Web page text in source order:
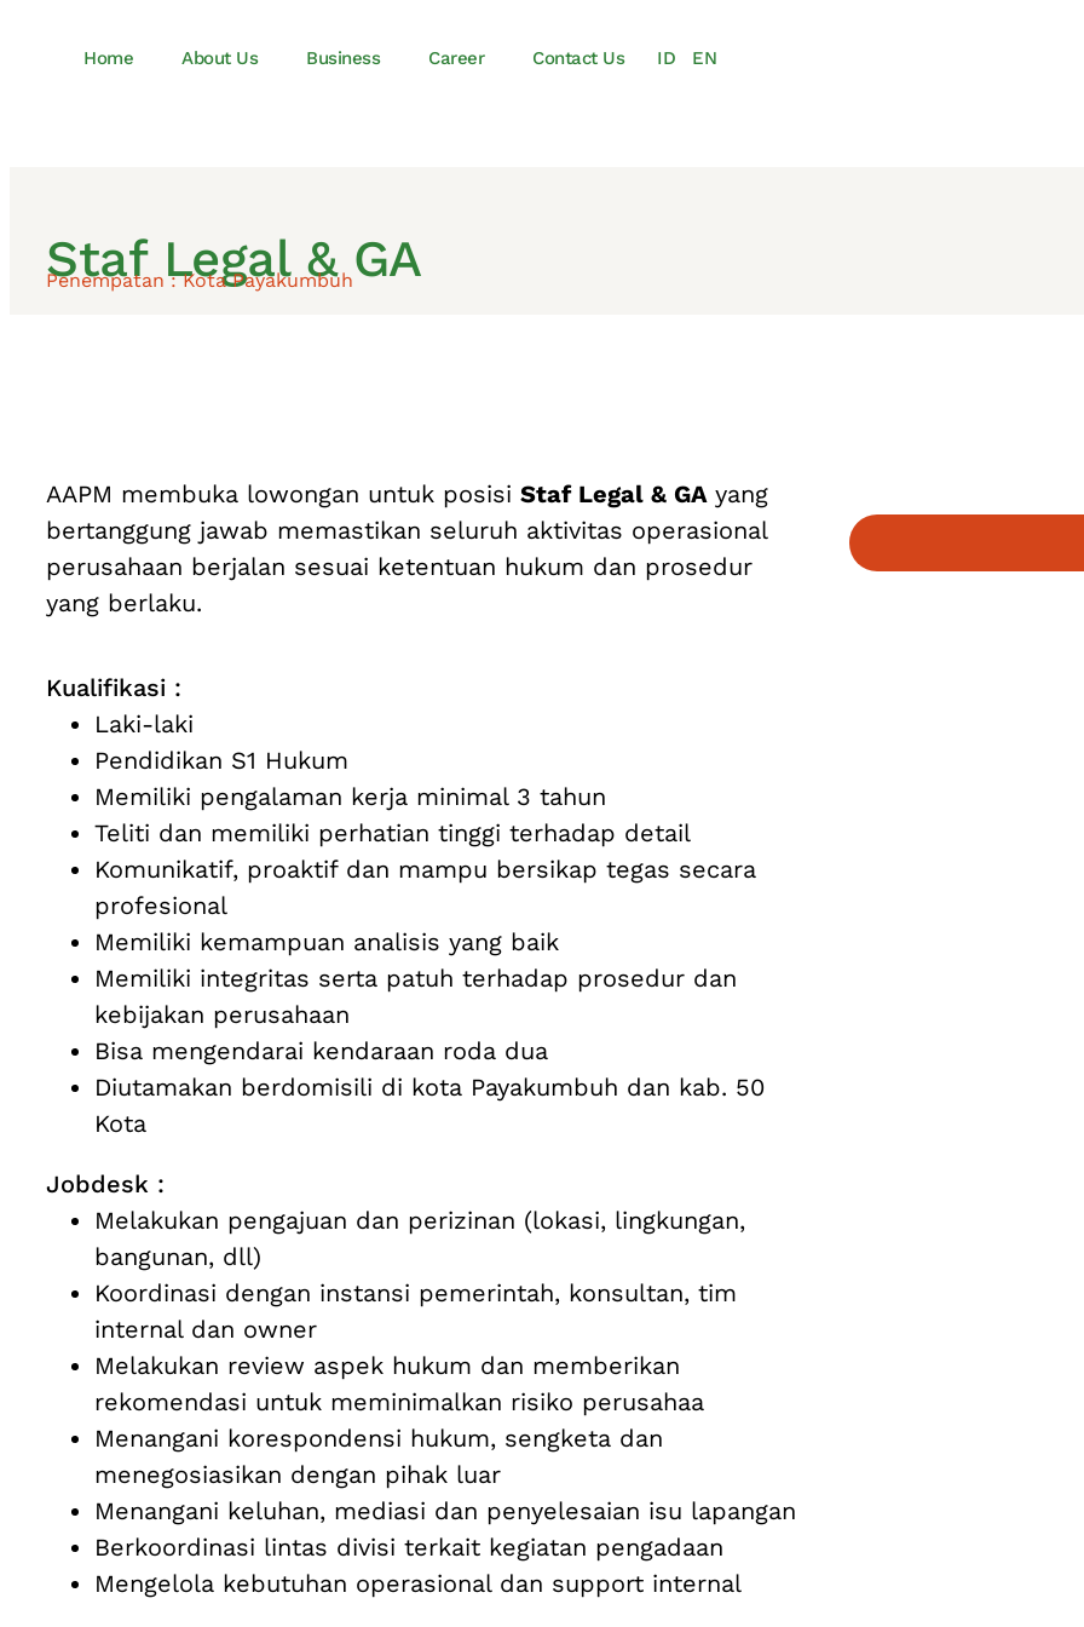
Home About Us Business Career Contact Us ID EN
Staf Legal & GA
Penempatan : Kota Payakumbuh
AAPM membuka lowongan untuk posisi Staf Legal & GA yang
bertanggung jawab memastikan seluruh aktivitas operasional
perusahaan berjalan sesuai ketentuan hukum dan prosedur
yang berlaku.
Kualifikasi :
Laki-laki
Pendidikan S1 Hukum
Memiliki pengalaman kerja minimal 3 tahun
Teliti dan memiliki perhatian tinggi terhadap detail
Komunikatif, proaktif dan mampu bersikap tegas secara
profesional
Memiliki kemampuan analisis yang baik
Memiliki integritas serta patuh terhadap prosedur dan
kebijakan perusahaan
Bisa mengendarai kendaraan roda dua
Diutamakan berdomisili di kota Payakumbuh dan kab. 50
Kota
Jobdesk :
Melakukan pengajuan dan perizinan (lokasi, lingkungan,
bangunan, dll)
Koordinasi dengan instansi pemerintah, konsultan, tim
internal dan owner
Melakukan review aspek hukum dan memberikan
rekomendasi untuk meminimalkan risiko perusahaa
Menangani korespondensi hukum, sengketa dan
menegosiasikan dengan pihak luar
Menangani keluhan, mediasi dan penyelesaian isu lapangan
Berkoordinasi lintas divisi terkait kegiatan pengadaan
Mengelola kebutuhan operasional dan support internal